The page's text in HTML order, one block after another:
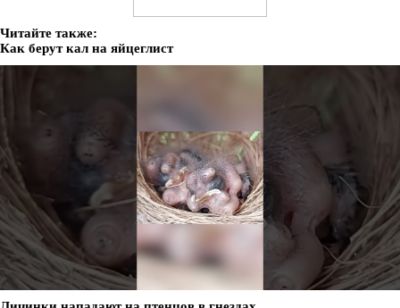
Читайте также:
Как берут кал на яйцеглист